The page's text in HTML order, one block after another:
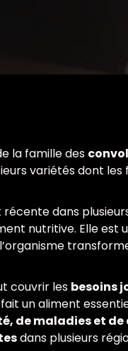
la famille des
variétés dont
dans
nutritive. Elle est
couvrir les besoins
un aliment
de maladies et
dans plusieurs